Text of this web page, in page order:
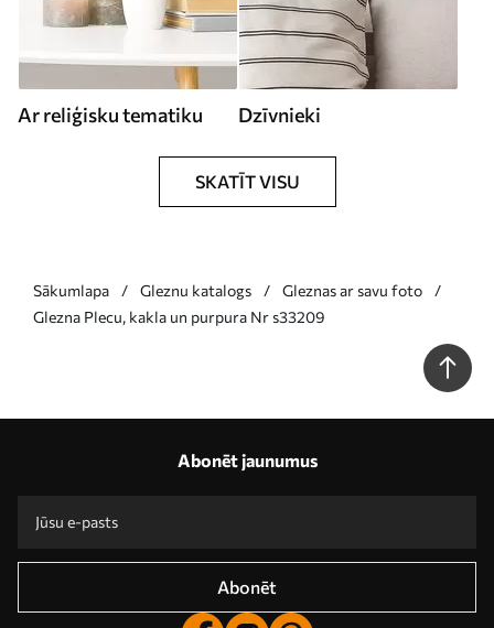
Ar reliģisku tematiku Dzīvnieki
SKATĪT VISU
Sākumlapa Gleznu katalogs
Gleznas ar savu foto
Glezna Plecu, kakla un purpura Nr s33209
Abonēt jaunumus
Abonēt